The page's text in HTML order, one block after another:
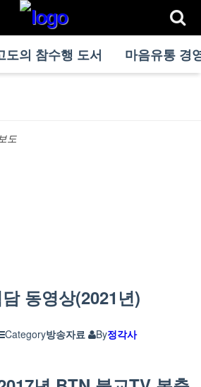
도의 참수행 도서 마음유통 경
도
동영상(2021년)
Category방송자료 By정각사